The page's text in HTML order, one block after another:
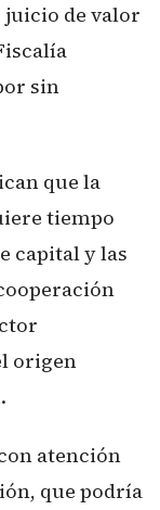
juicio de valor
sin
que la
tiempo
capital y las
origen
atención
que podría